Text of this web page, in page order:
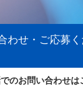
わせ・ご応募
のお問い合わせは